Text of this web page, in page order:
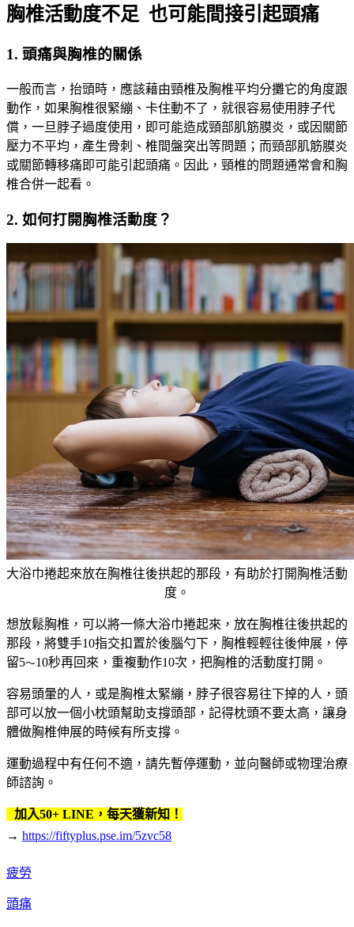
胸椎活動度不足 也可能間接引起頭痛
1. 頭痛與胸椎的關係
一般而言，抬頭時，應該藉由頸椎及胸椎平均分攤它的角度跟
動作，如果胸椎很緊繃、卡住動不了，就很容易使用脖子代
償，一旦脖子過度使用，即可能造成頸部肌筋膜炎，或因關節
壓力不平均，產生骨刺、椎間盤突出等問題；而頸部肌筋膜炎
或關節轉移痛即可能引起頭痛。因此，頸椎的問題通常會和胸
椎合併一起看。
2. 如何打開胸椎活動度？
大浴巾捲起來放在胸椎往後拱起的那段，有助於打開胸椎活動
度。
想放鬆胸椎，可以將一條大浴巾捲起來，放在胸椎往後拱起的
那段，將雙手10指交扣置於後腦勺下，胸椎輕輕往後伸展，停
留5～10秒再回來，重複動作10次，把胸椎的活動度打開。
容易頭暈的人，或是胸椎太緊繃，脖子很容易往下掉的人，頭
部可以放一個小枕頭幫助支撐頭部，記得枕頭不要太高，讓身
體做胸椎伸展的時候有所支撐。
運動過程中有任何不適，請先暫停運動，並向醫師或物理治療
師諮詢。
加入50+ LINE，每天獲新知！
→ https://fiftyplus.pse.im/5zvc58
疲勞
頭痛